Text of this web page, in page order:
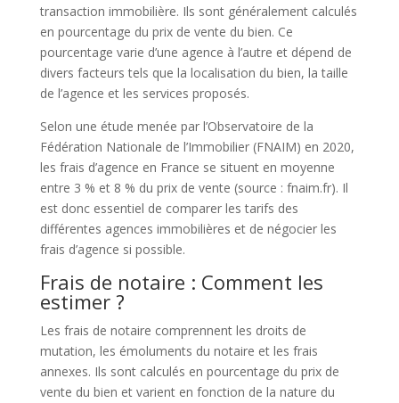
transaction immobilière. Ils sont généralement calculés
en pourcentage du prix de vente du bien. Ce
pourcentage varie d’une agence à l’autre et dépend de
divers facteurs tels que la localisation du bien, la taille
de l’agence et les services proposés.
Selon une étude menée par l’Observatoire de la
Fédération Nationale de l’Immobilier (FNAIM) en 2020,
les frais d’agence en France se situent en moyenne
entre 3 % et 8 % du prix de vente (source : fnaim.fr). Il
est donc essentiel de comparer les tarifs des
différentes agences immobilières et de négocier les
frais d’agence si possible.
Frais de notaire : Comment les
estimer ?
Les frais de notaire comprennent les droits de
mutation, les émoluments du notaire et les frais
annexes. Ils sont calculés en pourcentage du prix de
vente du bien et varient en fonction de la nature du